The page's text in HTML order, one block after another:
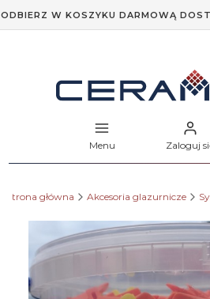
ODBIERZ W KOSZYKU DARMOWĄ
Menu Zaloguj
Strona główna Akcesoria glazurnicze